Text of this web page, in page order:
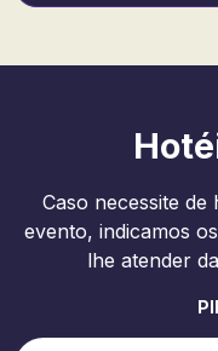
Caso necessite
evento, indicamos
lhe atender